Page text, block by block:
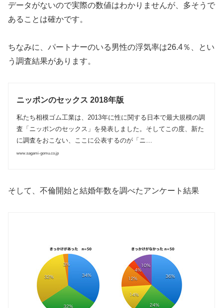
データがないので実際の数値はわかりませんが、多そうで
あることは確かです。
ちなみに、パートナーのいる男性の浮気率は26.4％、とい
う調査結果があります。
ニッポンのセックス 2018年版
私たち相模ゴム工業は、2013年に性に関する日本で最大規模の調
査「ニッポンのセックス」を発表しました。そしてこの度、新た
に調査をおこない、ここに公表するのが「ニ…
www.sagami-gomu.co.jp
そして、不倫開始と結婚年数を調べたアンケート結果